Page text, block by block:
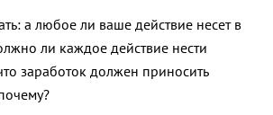
а любое ли ваше действие несет в
ли каждое действие нести
заработок должен приносить